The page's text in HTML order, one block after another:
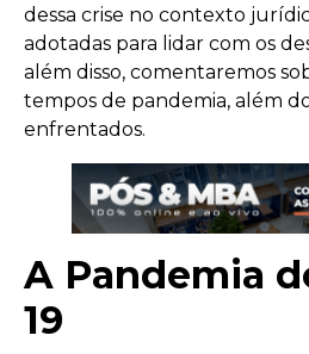
dessa crise no contexto
adotadas para lidar com os
além disso, comentaremos
tempos de pandemia, além
enfrentados.
A Pandemia
19